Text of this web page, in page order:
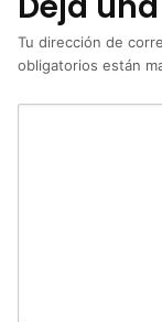
Tu dirección de
obligatorios están